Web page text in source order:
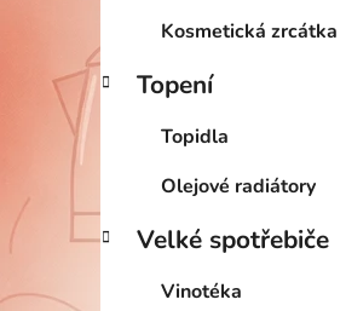
Kosmetická zrcátka
Topení
Topidla
Olejové radiátory
Velké spotřebiče
Vinotéka